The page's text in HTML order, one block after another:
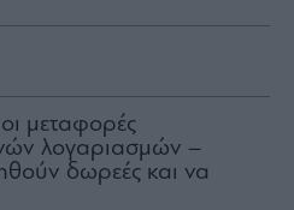
μεταφορές
λογαριασμών –
δωρεές και να